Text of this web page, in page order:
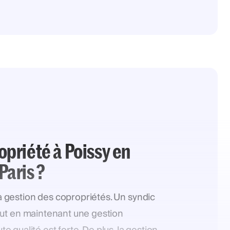
à Poissy en
?
des copropriétés. Un syndic
en maintenant une gestion